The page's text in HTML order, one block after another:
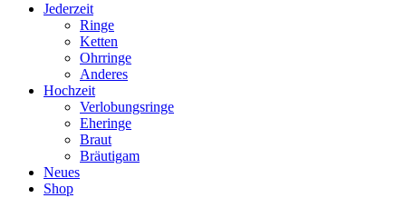
Jederzeit
Ringe
Ketten
Ohrringe
Anderes
Hochzeit
Verlobungsringe
Eheringe
Braut
Bräutigam
Neues
Shop